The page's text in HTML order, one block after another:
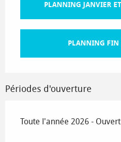
PLANNING JANVIER
PLANNING FIN
Périodes d'ouverture
Toute l'année 2026 -